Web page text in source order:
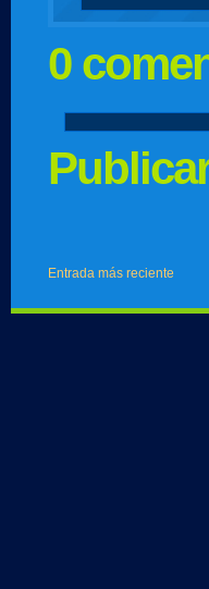
0
Entrada más reciente